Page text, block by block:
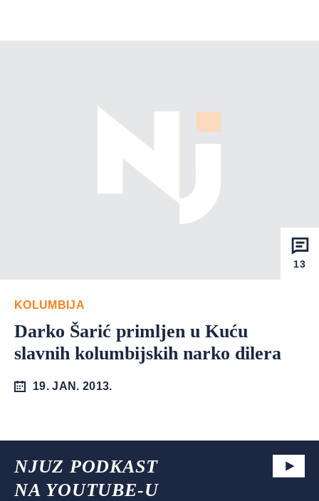
13
KOLUMBIJA
Darko Šarić primljen u Kuću
slavnih kolumbijskih narko dilera
19. JAN. 2013.
NJUZ PODKAST
NA YOUTUBE-U